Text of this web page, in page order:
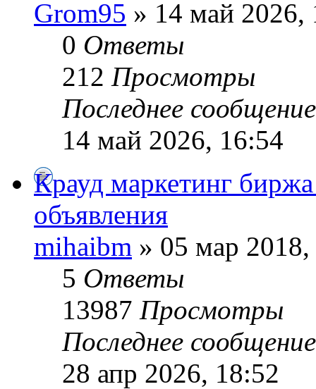
Grom95 » 14 май 2026,
0 Ответы
212 Просмотры
Последнее
14 май 2026, 16:54
Крауд маркетинг
объявления
mihaibm » 05 мар
5 Ответы
13987 Просмотры
Последнее
28 апр 2026, 18:52